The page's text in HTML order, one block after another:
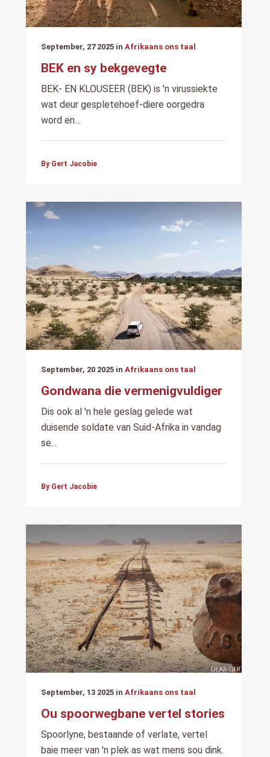
September, 27 2025 in Afrikaans ons taal
BEK en sy bekgevegte
BEK- EN KLOUSEER (BEK) is 'n virussiekte
wat deur gespletehoef-diere oorgedra
word en...
By Gert Jacobie
September, 20 2025 in Afrikaans ons taal
Gondwana die vermenigvuldiger
Dis ook al 'n hele geslag gelede wat
duisende soldate van Suid-Afrika in vandag
se...
By Gert Jacobie
September, 13 2025 in Afrikaans ons taal
Ou spoorwegbane vertel stories
Spoorlyne, bestaande of verlate, vertel
baie meer van 'n plek as wat mens sou dink.